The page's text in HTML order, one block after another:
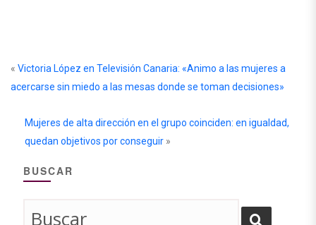
« Victoria López en Televisión Canaria: «Animo a las mujeres a
acercarse sin miedo a las mesas donde se toman decisiones»
Mujeres de alta dirección en el grupo coinciden: en igualdad,
quedan objetivos por conseguir »
BUSCAR